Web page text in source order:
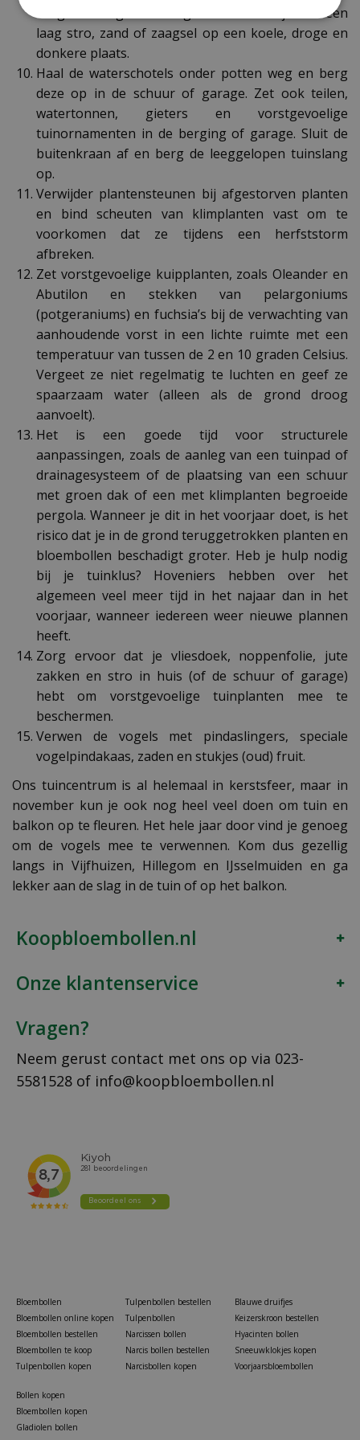
drogen en leg ze vervolgens in een kistje met een
laag stro, zand of zaagsel op een koele, droge en
donkere plaats.
Haal de waterschotels onder potten weg en berg
deze op in de schuur of garage. Zet ook teilen,
watertonnen, gieters en vorstgevoelige
tuinornamenten in de berging of garage. Sluit de
buitenkraan af en berg de leeggelopen tuinslang
op.
Verwijder plantensteunen bij afgestorven planten
en bind scheuten van klimplanten vast om te
voorkomen dat ze tijdens een herfststorm
afbreken.
Zet vorstgevoelige kuipplanten, zoals Oleander en
Abutilon en stekken van pelargoniums
(potgeraniums) en fuchsia’s bij de verwachting van
aanhoudende vorst in een lichte ruimte met een
temperatuur van tussen de 2 en 10 graden Celsius.
Vergeet ze niet regelmatig te luchten en geef ze
spaarzaam water (alleen als de grond droog
aanvoelt).
Het is een goede tijd voor structurele
aanpassingen, zoals de aanleg van een tuinpad of
drainagesysteem of de plaatsing van een schuur
met groen dak of een met klimplanten begroeide
pergola. Wanneer je dit in het voorjaar doet, is het
risico dat je in de grond teruggetrokken planten en
bloembollen beschadigt groter. Heb je hulp nodig
bij je tuinklus? Hoveniers hebben over het
algemeen veel meer tijd in het najaar dan in het
voorjaar, wanneer iedereen weer nieuwe plannen
heeft.
Zorg ervoor dat je vliesdoek, noppenfolie, jute
zakken en stro in huis (of de schuur of garage)
hebt om vorstgevoelige tuinplanten mee te
beschermen.
Verwen de vogels met pindaslingers, speciale
vogelpindakaas, zaden en stukjes (oud) fruit.
Ons tuincentrum is al helemaal in kerstsfeer, maar in
november kun je ook nog heel veel doen om tuin en
balkon op te fleuren. Het hele jaar door vind je genoeg
om de vogels mee te verwennen. Kom dus gezellig
langs in Vijfhuizen, Hillegom en IJsselmuiden en ga
lekker aan de slag in de tuin of op het balkon.
Koopbloembollen.nl
Onze klantenservice
Vragen?
Neem gerust contact met ons op via 023-
5581528 of info@koopbloembollen.nl
Bloembollen
Bloembollen online kopen
Bloembollen bestellen
Bloembollen te koop
Tulpenbollen kopen
Tulpenbollen bestellen
Tulpenbollen
Narcissen bollen
Narcis bollen bestellen
Narcisbollen kopen
Blauwe druifjes
Keizerskroon bestellen
Hyacinten bollen
Sneeuwklokjes kopen
Voorjaarsbloembollen
Bollen kopen
Bloembollen kopen
Gladiolen bollen